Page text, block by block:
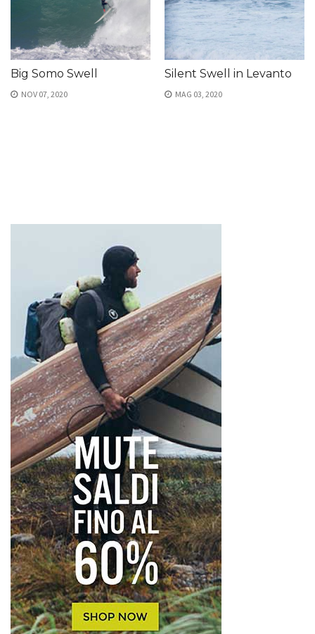
Big Somo Swell
NOV 07, 2020
Silent Swell in Levanto
MAG 03, 2020